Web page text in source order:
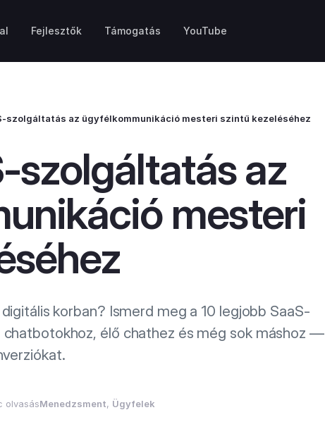
Fejlesztők Támogatás YouTube
szolgáltatás az ügyfélkommunikáció mesteri szintű kezeléséhez
szolgáltatás az
mesteri
korban? Ismerd meg a 10 legjobb SaaS-
élő chathez és még sok máshoz —
olvasásMenedzsment, Ügyfelek